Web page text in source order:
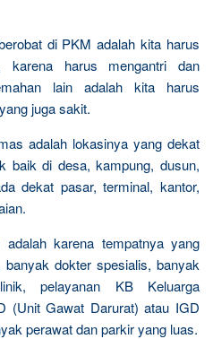
di PKM adalah kita harus
karena harus mengantri dan
lain adalah kita harus
juga sakit.
adalah lokasinya yang dekat
baik di desa, kampung, dusun,
dekat pasar, terminal, kantor,
karena tempatnya yang
dokter spesialis, banyak
pelayanan KB Keluarga
(Unit Gawat Darurat) atau IGD
perawat dan parkir yang luas.